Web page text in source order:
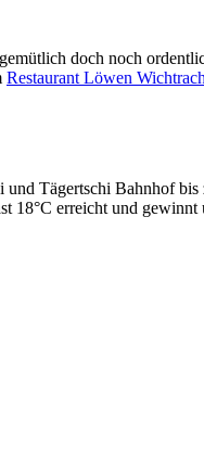
doch noch
Restaurant Löwen
Tägertschi Bahnhof
18°C erreicht und